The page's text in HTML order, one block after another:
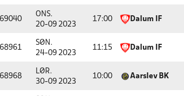
ONS.
20-09 2023
17:00 Dalum IF
SØN.
24-09 2023
11:15 Dalum IF
LØR.
30-09 2023
10:00 Aarslev BK